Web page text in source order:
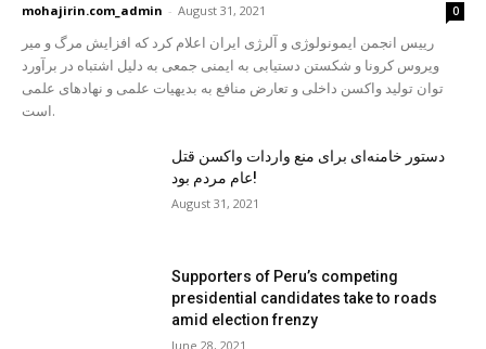
mohajirin.com_admin - August 31, 2021 0
رییس انجمن ایمونولوژی و آلرژی ایران اعلام کرد که افزایش مرگ و میر
ویروس کرونا و شكستن دستیابی به ایمنی جمعی به دلیل اشتباه در برآورد
توان تولید واکسن داخلی و تعارض منافع به بدیهیات علمی و نهادهای علمی
است.
دستور خامنه‌ای برای منع واردات واکسن قتل
عام مردم بود!
August 31, 2021
Supporters of Peru’s competing
presidential candidates take to roads
amid election frenzy
June 28, 2021